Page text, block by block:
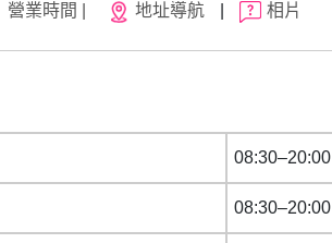
營業時間 | 地址導航 相片
08:30–20:00
08:30–20:00